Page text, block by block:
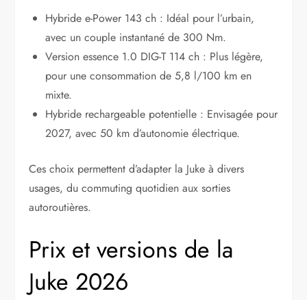
Hybride e-Power 143 ch : Idéal pour l’urbain,
avec un couple instantané de 300 Nm.
Version essence 1.0 DIG-T 114 ch : Plus légère,
pour une consommation de 5,8 l/100 km en
mixte.
Hybride rechargeable potentielle : Envisagée pour
2027, avec 50 km d’autonomie électrique.
Ces choix permettent d’adapter la Juke à divers
usages, du commuting quotidien aux sorties
autoroutières.
Prix et versions de la
Juke 2026